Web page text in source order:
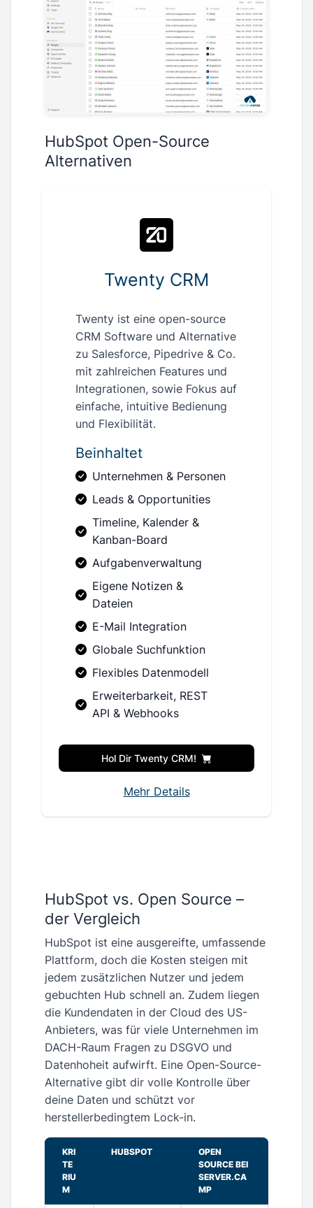
HubSpot Open-Source
Alternativen
Twenty CRM
Twenty ist eine open-source
CRM Software und Alternative
zu Salesforce, Pipedrive & Co.
mit zahlreichen Features und
Integrationen, sowie Fokus auf
einfache, intuitive Bedienung
und Flexibilität.
Beinhaltet
Unternehmen & Personen
Leads & Opportunities
Timeline, Kalender &
Kanban-Board
Aufgabenverwaltung
Eigene Notizen &
Dateien
E-Mail Integration
Globale Suchfunktion
Flexibles Datenmodell
Erweiterbarkeit, REST
API & Webhooks
Hol Dir Twenty CRM!
Mehr Details
HubSpot vs. Open Source –
der Vergleich
HubSpot ist eine ausgereifte, umfassende
Plattform, doch die Kosten steigen mit
jedem zusätzlichen Nutzer und jedem
gebuchten Hub schnell an. Zudem liegen
die Kundendaten in der Cloud des US-
Anbieters, was für viele Unternehmen im
DACH-Raum Fragen zu DSGVO und
Datenhoheit aufwirft. Eine Open-Source-
Alternative gibt dir volle Kontrolle über
deine Daten und schützt vor
herstellerbedingtem Lock-in.
KRI
TE
RIU
M
HUBSPOT
OPEN
SOURCE BEI
SERVER.CA
MP